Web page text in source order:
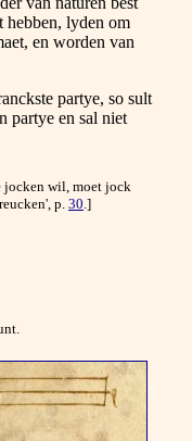
hebben, lyden om
en worden van
partye, so sult
partye en sal niet
jocken wil, moet jock
p. 30 .]